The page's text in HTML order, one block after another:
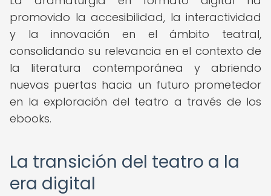
promovido la accesibilidad, la interactividad
y la innovación en el ámbito teatral,
consolidando su relevancia en el contexto de
la literatura contemporánea y abriendo
nuevas puertas hacia un futuro prometedor
en la exploración del teatro a través de los
ebooks.
La transición del teatro a la
era digital